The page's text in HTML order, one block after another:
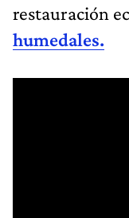
restauración
humedales.